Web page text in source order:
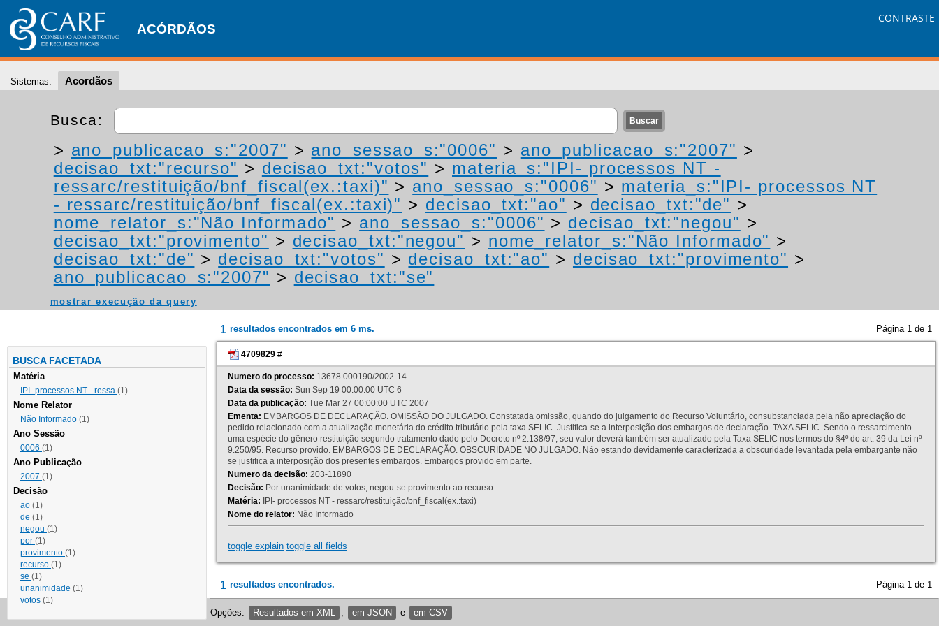
ACÓRDÃOS
CONTRASTE
Sistemas: Acordãos
Busca:
> ano_publicacao_s:"2007" > ano_sessao_s:"0006" > ano_publicacao_s:"2007" >
decisao_txt:"recurso" > decisao_txt:"votos" > materia_s:"IPI- processos NT -
ressarc/restituição/bnf_fiscal(ex.:taxi)" > ano_sessao_s:"0006" > materia_s:"IPI- processos NT
- ressarc/restituição/bnf_fiscal(ex.:taxi)" > decisao_txt:"ao" > decisao_txt:"de" >
nome_relator_s:"Não Informado" > ano_sessao_s:"0006" > decisao_txt:"negou" >
decisao_txt:"provimento" > decisao_txt:"negou" > nome_relator_s:"Não Informado" >
decisao_txt:"de" > decisao_txt:"votos" > decisao_txt:"ao" > decisao_txt:"provimento" >
ano_publicacao_s:"2007" > decisao_txt:"se"
mostrar execução da query
BUSCA FACETADA
Matéria
IPI- processos NT - ressa (1)
Nome Relator
Não Informado (1)
Ano Sessão
0006 (1)
Ano Publicação
2007 (1)
Decisão
ao (1)
de (1)
negou (1)
por (1)
provimento (1)
recurso (1)
se (1)
unanimidade (1)
votos (1)
1 resultados encontrados em 6 ms. Página 1 de 1
4709829 #
Numero do processo: 13678.000190/2002-14
Data da sessão: Sun Sep 19 00:00:00 UTC 6
Data da publicação: Tue Mar 27 00:00:00 UTC 2007
Ementa: EMBARGOS DE DECLARAÇÃO. OMISSÃO DO JULGADO. Constatada omissão, quando do julgamento do Recurso Voluntário, consubstanciada pela não apreciação do
pedido relacionado com a atualização monetária do crédito tributário pela taxa SELIC. Justifica-se a interposição dos embargos de declaração. TAXA SELIC. Sendo o ressarcimento
uma espécie do gênero restituição segundo tratamento dado pelo Decreto nº 2.138/97, seu valor deverá também ser atualizado pela Taxa SELIC nos termos do §4º do art. 39 da Lei nº
9.250/95. Recurso provido. EMBARGOS DE DECLARAÇÃO. OBSCURIDADE NO JULGADO. Não estando devidamente caracterizada a obscuridade levantada pela embargante não
se justifica a interposição dos presentes embargos. Embargos provido em parte.
Numero da decisão: 203-11890
Decisão: Por unanimidade de votos, negou-se provimento ao recurso.
Matéria: IPI- processos NT - ressarc/restituição/bnf_fiscal(ex.:taxi)
Nome do relator: Não Informado
toggle explain toggle all fields
1 resultados encontrados. Página 1 de 1
Opções: Resultados em XML em JSON e em CSV